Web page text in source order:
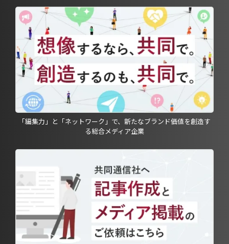
「編集力」と「ネットワーク」で、新たなブランド価値を創造す
る総合メディア企業